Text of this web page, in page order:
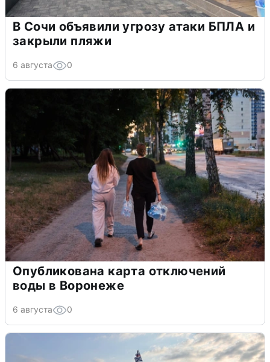
В Сочи объявили угрозу атаки БПЛА и
закрыли пляжи
6 августа 0
Опубликована карта отключений
воды в Воронеже
6 августа 0